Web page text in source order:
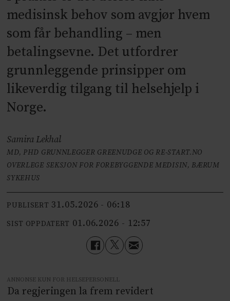
medisinsk behov som avgjør hvem
som får behandling – men
betalingsevne. Det utfordrer
grunnleggende prinsipper om
likeverdig tilgang til helsehjelp i
Norge.
Samira Lekhal
MD, PHD GRUNNLEGGER GREENUDGE OG RE-START.NO
OVERLEGE SEKSJON FOR FOREBYGGENDE MEDISIN, BÆRUM
SYKEHUS
PUBLISERT 31.05.2026 - 06:18
SIST OPPDATERT 01.06.2026 - 12:57
ANNONSE KUN FOR HELSEPERSONELL
Da regjeringen la frem revidert